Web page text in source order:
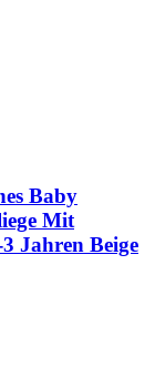
Baby
Mit
Jahren Beige